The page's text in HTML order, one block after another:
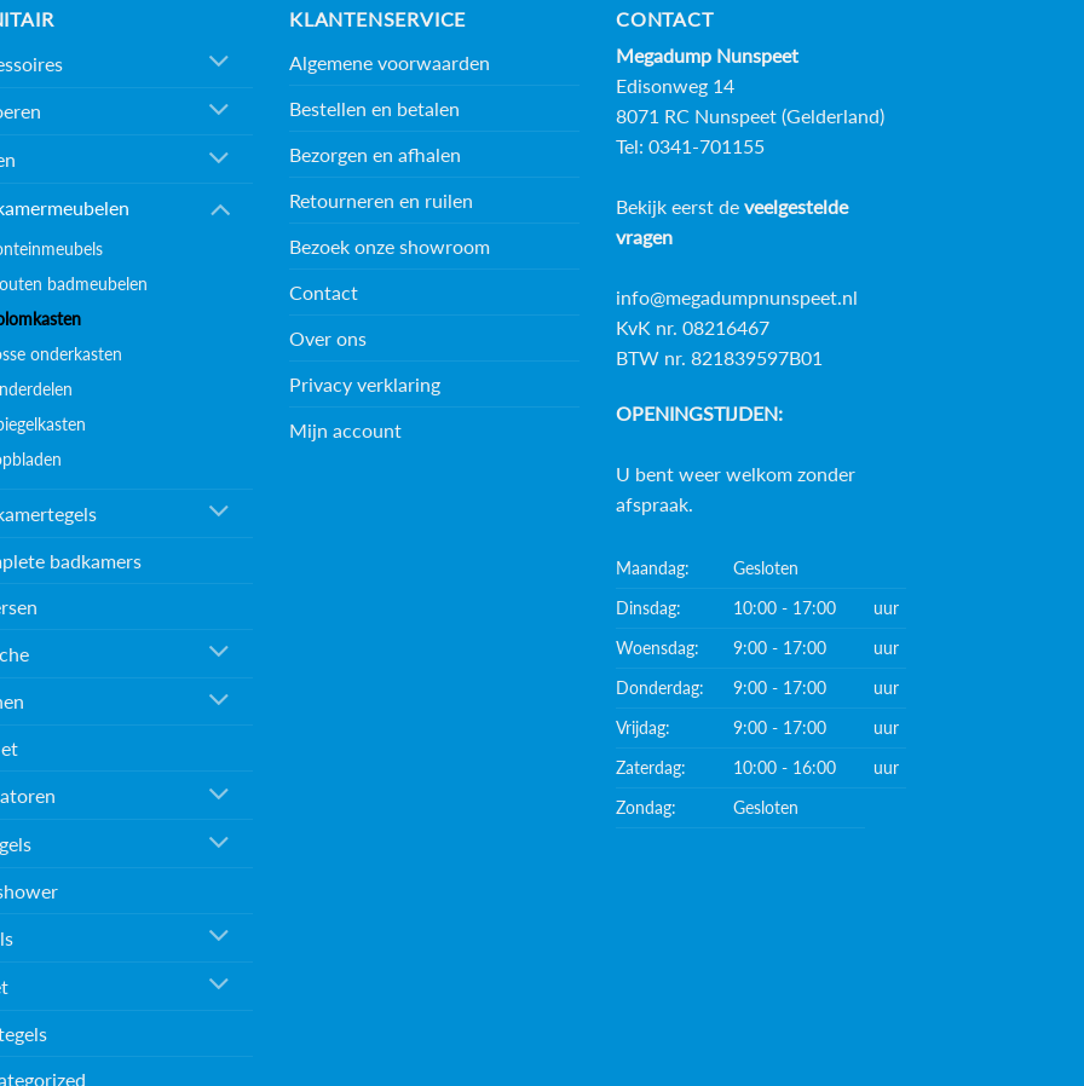
badmeubelen
onderkasten
badkamers
KLANTENSERVICE
Algemene voorwaarden
Bestellen en betalen
Bezorgen en afhalen
Retourneren en ruilen
Bezoek onze showroom
Contact
Over ons
Privacy verklaring
Mijn account
CONTACT
Megadump Nunspeet
Edisonweg 14
8071 RC Nunspeet (Gelderland)
Tel: 0341-701155
Bekijk eerst de veelgestelde
vragen
info@megadumpnunspeet.nl
KvK nr. 08216467
BTW nr. 821839597B01
OPENINGSTIJDEN:
U bent weer welkom zonder
afspraak.
Maandag:
Gesloten
Dinsdag:
10:00 - 17:00
uur
Woensdag:
9:00 - 17:00
uur
Donderdag:
9:00 - 17:00
uur
Vrijdag:
9:00 - 17:00
uur
Zaterdag:
10:00 - 16:00
uur
Zondag:
Gesloten